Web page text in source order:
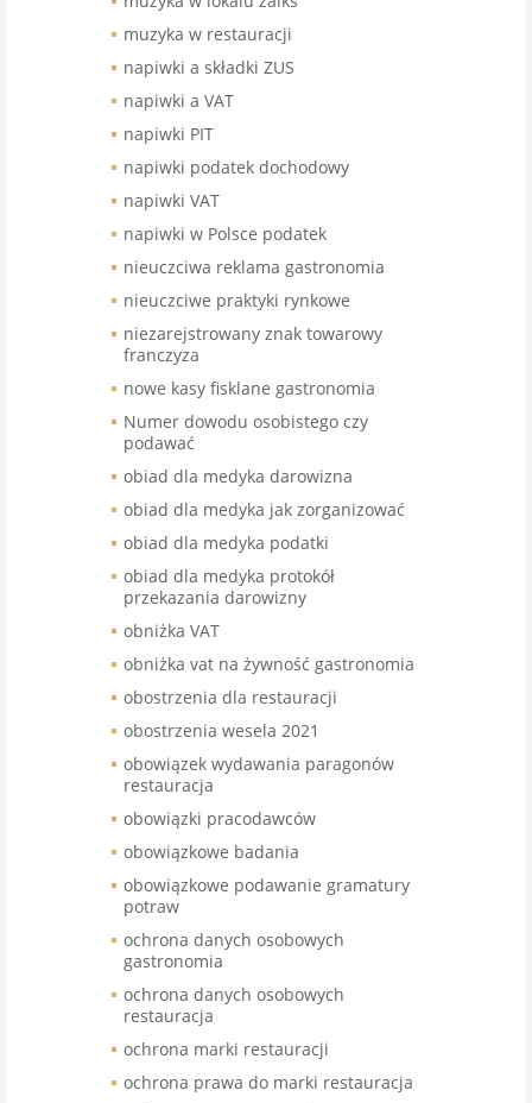
muzyka w restauracji
napiwki a składki ZUS
napiwki a VAT
napiwki PIT
napiwki podatek dochodowy
napiwki VAT
napiwki w Polsce podatek
nieuczciwa reklama gastronomia
nieuczciwe praktyki rynkowe
niezarejstrowany znak towarowy
franczyza
nowe kasy fisklane gastronomia
Numer dowodu osobistego czy
podawać
obiad dla medyka darowizna
obiad dla medyka jak zorganizować
obiad dla medyka podatki
obiad dla medyka protokół
przekazania darowizny
obniżka VAT
obniżka vat na żywność gastronomia
obostrzenia dla restauracji
obostrzenia wesela 2021
obowiązek wydawania paragonów
restauracja
obowiązki pracodawców
obowiązkowe badania
obowiązkowe podawanie gramatury
potraw
ochrona danych osobowych
gastronomia
ochrona danych osobowych
restauracja
ochrona marki restauracji
ochrona prawa do marki restauracja